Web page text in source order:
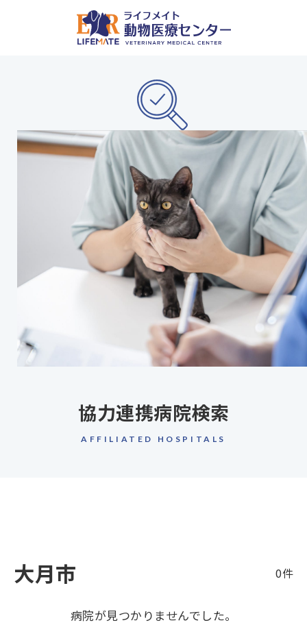
協力連携病院検索
AFFILIATED HOSPITALS
大月市 0件
病院が見つかりませんでした。